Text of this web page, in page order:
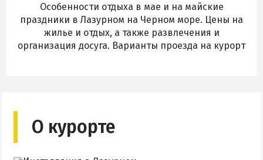
Особенности отдыха в мае и на майские
праздники в Лазурном на Черном море. Цены на
жилье и отдых, а также развлечения и
организация досуга. Варианты проезда на курорт
О курорте